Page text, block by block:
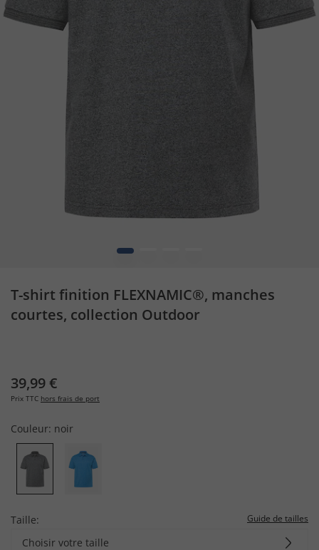
1
T-shirt finition FLEXNAMIC®, manches
courtes, collection Outdoor
39,99 €
Prix TTC hors frais de port
Couleur: noir
Taille: Guide de tailles
Choisir votre taille